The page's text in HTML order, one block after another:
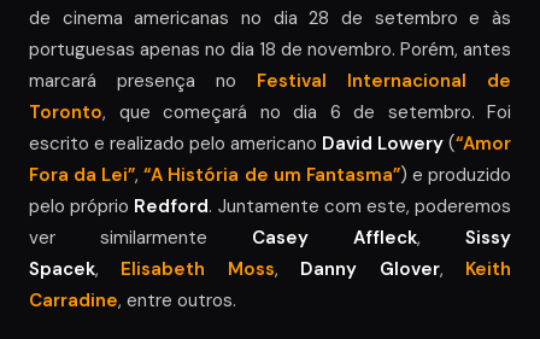
de cinema americanas no dia 28 de setembro e às
portuguesas apenas no dia 18 de novembro. Porém, antes
marcará presença no Festival Internacional de
Toronto, que começará no dia 6 de setembro. Foi
escrito e realizado pelo americano David Lowery (“Amor
Fora da Lei”,“A História de um Fantasma”) e produzido
pelo próprio Redford. Juntamente com este, poderemos
ver similarmente Casey Affleck, Sissy
Spacek, Elisabeth Moss, Danny Glover, Keith
Carradine, entre outros.